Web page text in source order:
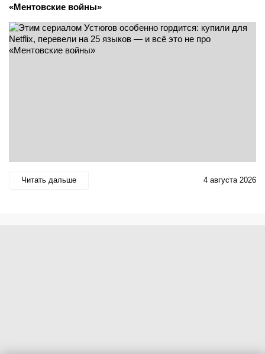
«Ментовские войны»
Читать дальше 4 августа 2026